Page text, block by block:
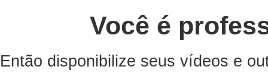
Você é
Então disponibilize seus vídeos e